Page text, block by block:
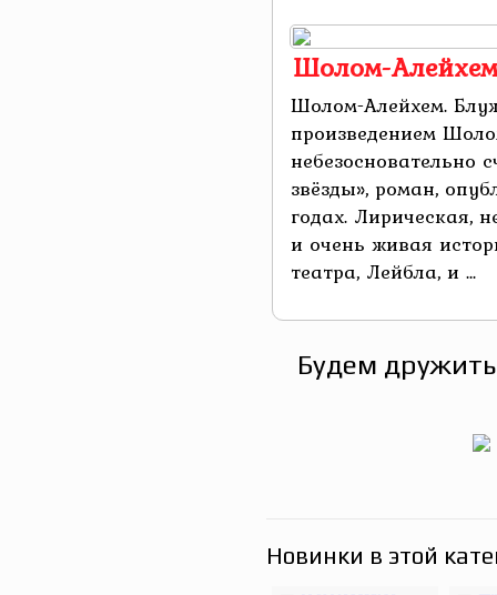
Шолом-
Шолом-Алейхем.
произведением
звёзды», роман,
годах. Лирическая,
и очень живая
театра, Лейбла, и ...
Будем
Новинки в этой